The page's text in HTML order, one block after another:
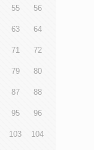
55 56
63 64
71 72
79 80
87 88
95 96
103 104